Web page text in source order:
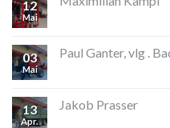
12
Mai
03
Mai
Paul Ganter, vlg .
13
Apr.
Jakob Prasser